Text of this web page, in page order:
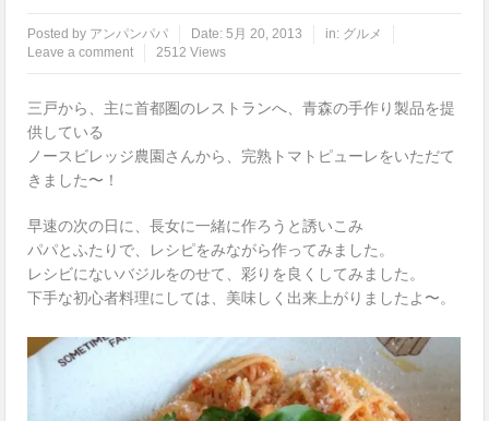
Posted by アンパンパパ Date:5月 20, 2013 in: グルメ
Leave a comment
2512 Views
三戸から、主に首都圏のレストランへ、青森の手作り製品を提
供している
ノースビレッジ農園さんから、完熟トマトピューレをいただて
きました〜！
早速の次の日に、長女に一緒に作ろうと誘いこみ
パパとふたりで、レシピをみながら作ってみました。
レシビにないバジルをのせて、彩りを良くしてみました。
下手な初心者料理にしては、美味しく出来上がりましたよ〜。